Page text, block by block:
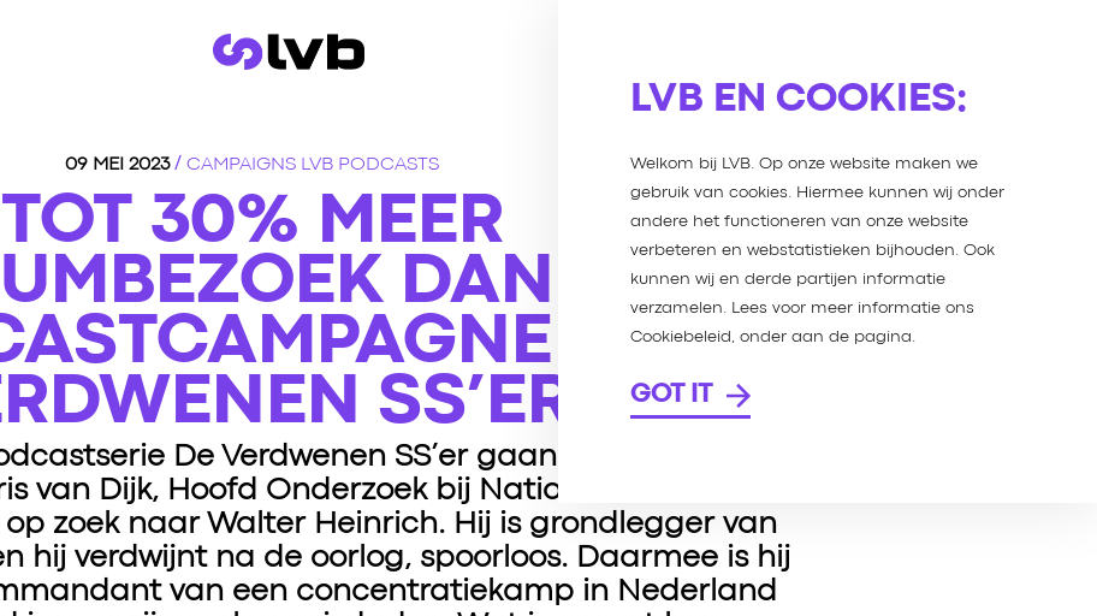
09 MEI 2023/CAMPAIGNS LVB PODCASTS
TOT 30% MEER
DANKZIJ
‘DE
SS’ER’
De Verdwenen SS’er gaan podcastmaker
van Dijk, Hoofd Onderzoek bij Nationaal Monument
zoek naar Walter Heinrich. Hij is grondlegger van
hij verdwijnt na de oorlog, spoorloos. Daarmee is hij
van een concentratiekamp in Nederland
LVB EN COOKIES:
Welkom bij LVB. Op onze website maken we
gebruik van cookies. Hiermee kunnen wij onder
andere het functioneren van onze website
verbeteren en webstatistieken bijhouden. Ook
kunnen wij en derde partijen informatie
verzamelen. Lees voor meer informatie ons
Cookiebeleid, onder aan de pagina.
GOT IT